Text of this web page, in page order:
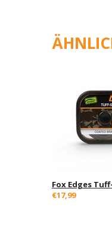
Fox Edges
€17,99